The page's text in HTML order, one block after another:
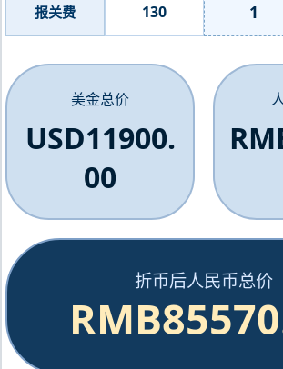
报关费 130 1
美金总价
USD11900.
00
折币后人民币总价